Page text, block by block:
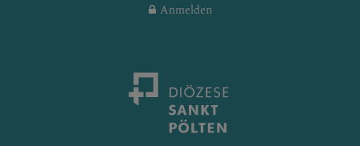
Anmelden